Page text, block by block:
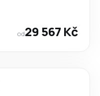
od29 567 Kč